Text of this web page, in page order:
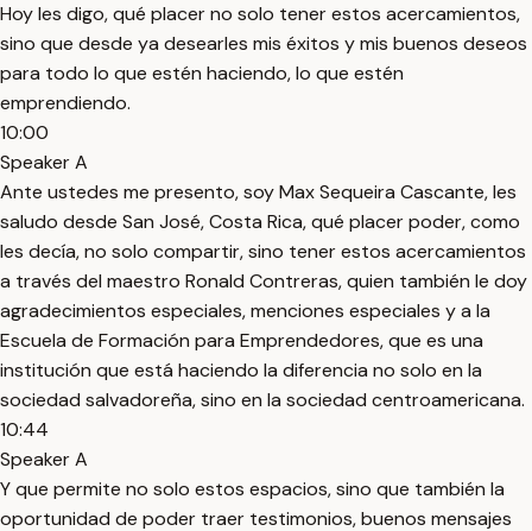
Hoy les digo, qué placer no solo tener estos acercamientos,
sino que desde ya desearles mis éxitos y mis buenos deseos
para todo lo que estén haciendo, lo que estén
emprendiendo.
10:00
Speaker A
Ante ustedes me presento, soy Max Sequeira Cascante, les
saludo desde San José, Costa Rica, qué placer poder, como
les decía, no solo compartir, sino tener estos acercamientos
a través del maestro Ronald Contreras, quien también le doy
agradecimientos especiales, menciones especiales y a la
Escuela de Formación para Emprendedores, que es una
institución que está haciendo la diferencia no solo en la
sociedad salvadoreña, sino en la sociedad centroamericana.
10:44
Speaker A
Y que permite no solo estos espacios, sino que también la
oportunidad de poder traer testimonios, buenos mensajes